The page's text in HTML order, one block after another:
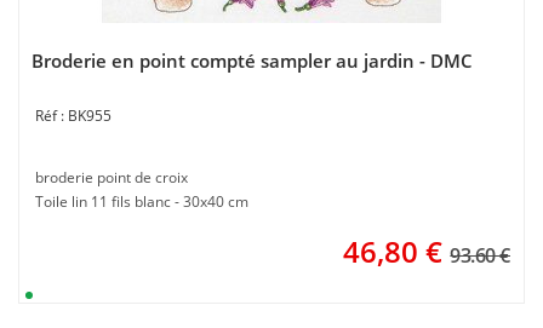
Broderie en point compté sampler au jardin - DMC
BK955
broderie point de croix
Toile lin 11 fils blanc - 30x40 cm
46,80 € 93.60 €